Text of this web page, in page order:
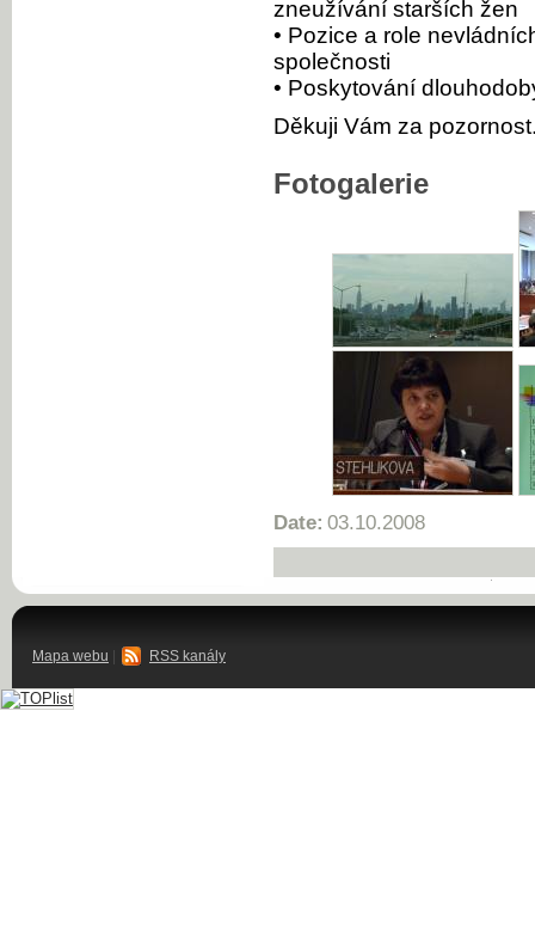
zneužívání starších žen
• Pozice a role
společnosti
• Poskytování
Děkuji Vám za
Fotogalerie
Date: 03.10.2008
Mapa webu | RSS kanály